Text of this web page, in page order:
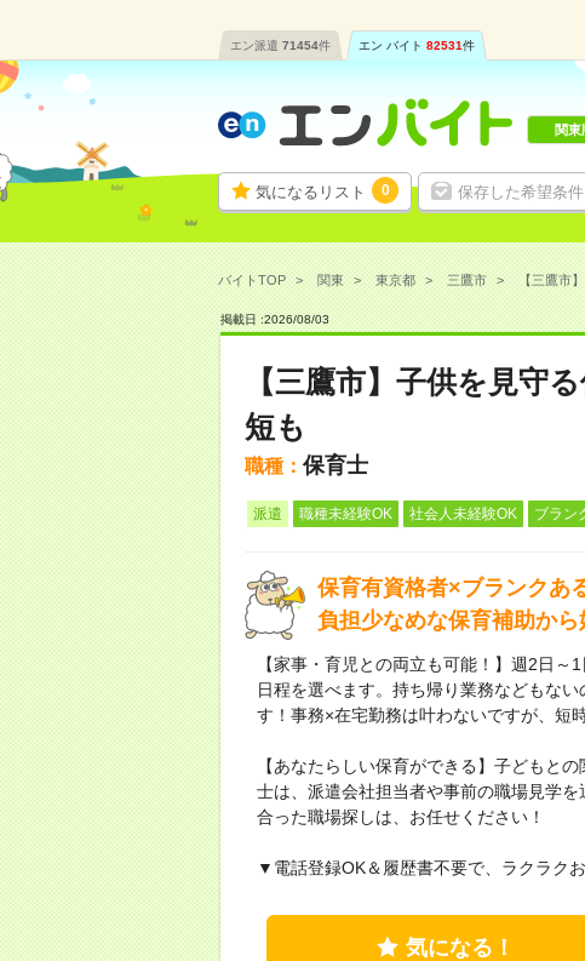
エン派遣 71454件 エン バイト 82531件
気になるリスト 0 保存した希望条件
関東
バイトTOP 関東 東京都 三鷹市 【三鷹市
掲載日 :2026/08/03
【三鷹市】子供を見守
短も
職種： 保育士
派遣 職種未経験OK 社会人未経験OK ブラン
保育有資格者×ブランクあ
負担少なめな保育補助から
【家事・育児との両立も可能！】週2日
日程を選べます。持ち帰り業務などもな
す！事務×在宅勤務は叶わないですが、短
【あなたらしい保育ができる】子どもと
士は、派遣会社担当者や事前の職場見学
合った職場探しは、お任せください！
▼電話登録OK＆履歴書不要で、ラクラク
気になる！